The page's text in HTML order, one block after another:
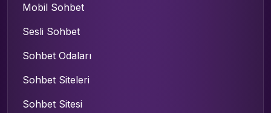
Mobil Sohbet
Sesli Sohbet
Sohbet Odaları
Sohbet Siteleri
Sohbet Sitesi